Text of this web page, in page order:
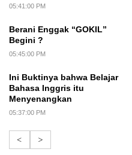
05:41:00 PM
Berani Enggak “GOKIL”
Begini ?
05:45:00 PM
Ini Buktinya bahwa Belajar
Bahasa Inggris itu
Menyenangkan
05:37:00 PM
< >